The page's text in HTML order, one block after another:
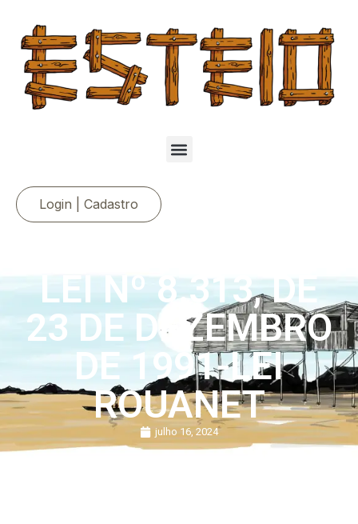
Login | Cadastro
LEI Nº 8.313, DE
23 DE DEZEMBRO
DE 1991-LEI
ROUANET
julho 16, 2024